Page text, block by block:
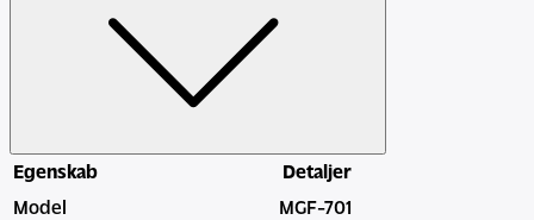
Egenskab
Detaljer
Model
MGF-701